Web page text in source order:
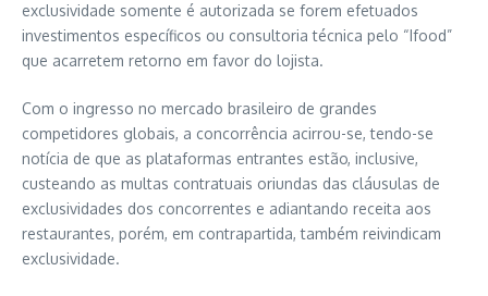
exclusividade somente é autorizada se forem efetuados
investimentos específicos ou consultoria técnica pelo “Ifood”
que acarretem retorno em favor do lojista.
Com o ingresso no mercado brasileiro de grandes
competidores globais, a concorrência acirrou-se, tendo-se
notícia de que as plataformas entrantes estão, inclusive,
custeando as multas contratuais oriundas das cláusulas de
exclusividades dos concorrentes e adiantando receita aos
restaurantes, porém, em contrapartida, também reivindicam
exclusividade.